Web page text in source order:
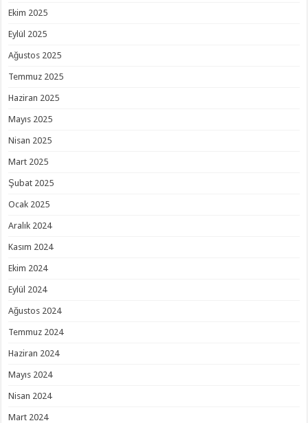
Ekim 2025
Eylül 2025
Ağustos 2025
Temmuz 2025
Haziran 2025
Mayıs 2025
Nisan 2025
Mart 2025
Şubat 2025
Ocak 2025
Aralık 2024
Kasım 2024
Ekim 2024
Eylül 2024
Ağustos 2024
Temmuz 2024
Haziran 2024
Mayıs 2024
Nisan 2024
Mart 2024